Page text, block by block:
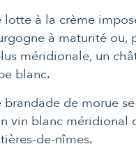
lotte à la crème
à maturité ou,
méridionale, un
blanc.
brandade de morue
vin blanc méridional
de-nîmes.